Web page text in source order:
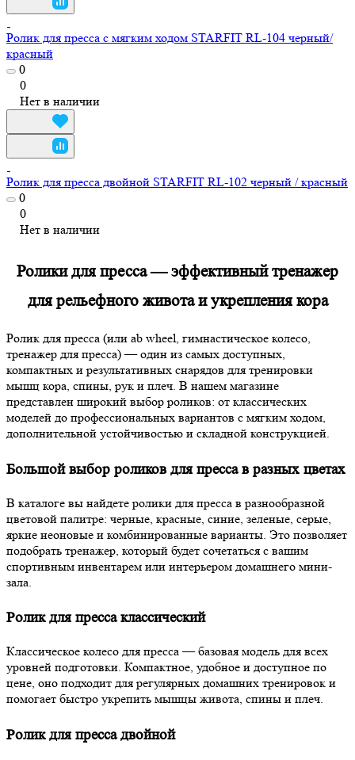
Ролик для пресса с мягким ходом STARFIT RL-104 черный/
красный
0
0
Нет в наличии
Ролик для пресса двойной STARFIT RL-102 черный / красный
0
0
Нет в наличии
Ролики для пресса — эффективный тренажер
для рельефного живота и укрепления кора
Ролик для пресса (или ab wheel, гимнастическое колесо,
тренажер для пресса) — один из самых доступных,
компактных и результативных снарядов для тренировки
мышц кора, спины, рук и плеч. В нашем магазине
представлен широкий выбор роликов: от классических
моделей до профессиональных вариантов с мягким ходом,
дополнительной устойчивостью и складной конструкцией.
Большой выбор роликов для пресса в разных цветах
В каталоге вы найдете ролики для пресса в разнообразной
цветовой палитре: черные, красные, синие, зеленые, серые,
яркие неоновые и комбинированные варианты. Это позволяет
подобрать тренажер, который будет сочетаться с вашим
спортивным инвентарем или интерьером домашнего мини-
зала.
Ролик для пресса классический
Классическое колесо для пресса — базовая модель для всех
уровней подготовки. Компактное, удобное и доступное по
цене, оно подходит для регулярных домашних тренировок и
помогает быстро укрепить мышцы живота, спины и плеч.
Ролик для пресса двойной